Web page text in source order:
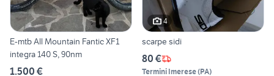
E-mtb All Mountain Fantic XF1
integra 140 S, 90nm
1.500 €
4
scarpe sidi
80 €
Termini Imerese(PA)